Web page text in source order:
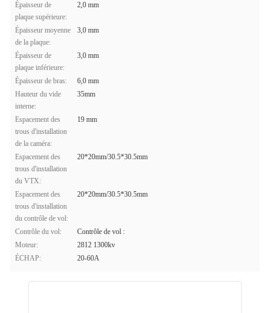
Épaisseur de
plaque supérieure:
2,0 mm
Épaisseur moyenne
de la plaque:
3,0 mm
Épaisseur de
plaque inférieure:
3,0 mm
Épaisseur de bras:
6,0 mm
Hauteur du vide
interne:
35mm
Espacement des
trous d'installation
de la caméra:
19 mm
Espacement des
trous d'installation
du VTX:
20*20mm/30.5*30.5mm
Espacement des
trous d'installation
du contrôle de vol:
20*20mm/30.5*30.5mm
Contrôle du vol:
Contrôle de vol :
Moteur:
2812 1300kv
ÉCHAP:
20-60A